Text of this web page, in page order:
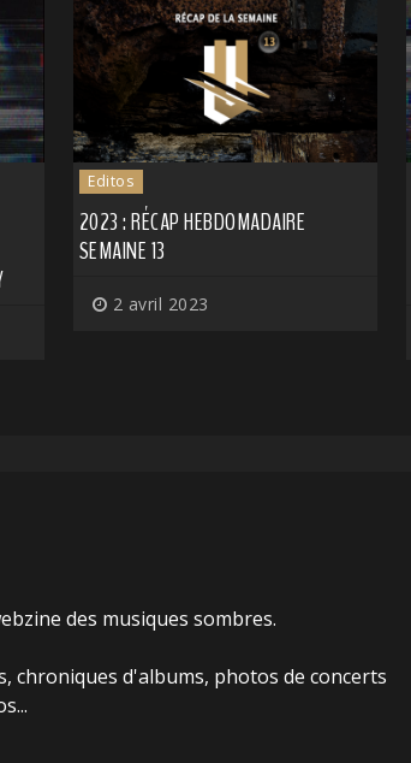
Editos
2023 : RÉCAP HEBDOMADAIRE
SEMAINE 13
2 avril 2023
des musiques sombres.
chroniques d'albums, photos de concerts